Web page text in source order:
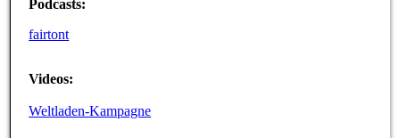
Podcasts:
fairtont
Videos:
Weltladen-Kampagne